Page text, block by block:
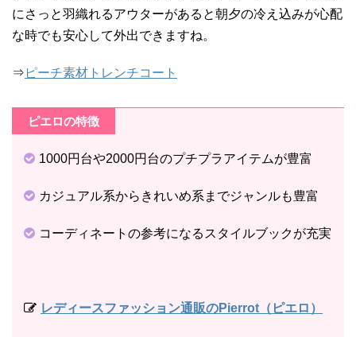
にさっと羽織れるアウターがあると朝夕の冷え込みが心配
な時でも安心して外出できますね。
⇒ ピーチ素材トレンチコート
ピエロの特徴
1000円台や2000円台のプチプラアイテムが豊富
カジュアル系からきれいめ系までジャンルも豊富
コーディネートの参考になるスタイルブックが充実
レディースファッション通販のPierrot（ピエロ）